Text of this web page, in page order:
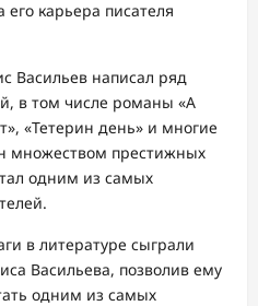
карьера писателя
Васильев написал ряд
в том числе романы «А
«Тетерин день» и многие
множеством престижных
одним из самых
в литературе сыграли
Васильева, позволив ему
одним из самых